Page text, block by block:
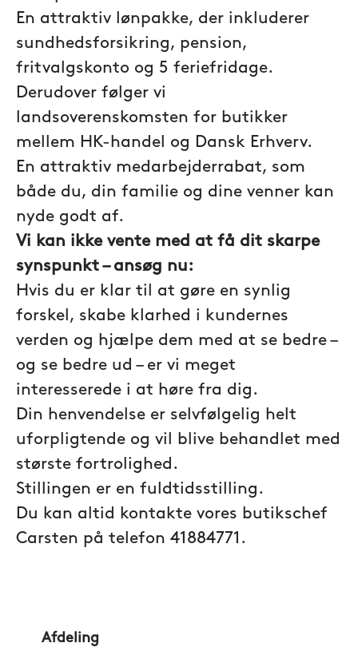
En attraktiv lønpakke, der inkluderer
sundhedsforsikring, pension,
fritvalgskonto og 5 feriefridage.
Derudover følger vi
landsoverenskomsten for butikker
mellem HK-handel og Dansk Erhverv.
En attraktiv medarbejderrabat, som
både du, din familie og dine venner kan
nyde godt af.
Vi kan ikke vente med at få dit skarpe
synspunkt – ansøg nu:
Hvis du er klar til at gøre en synlig
forskel, skabe klarhed i kundernes
verden og hjælpe dem med at se bedre –
og se bedre ud – er vi meget
interesserede i at høre fra dig.
Din henvendelse er selvfølgelig helt
uforpligtende og vil blive behandlet med
største fortrolighed.
Stillingen er en fuldtidsstilling.
Du kan altid kontakte vores butikschef
Carsten på telefon 41884771.
Afdeling